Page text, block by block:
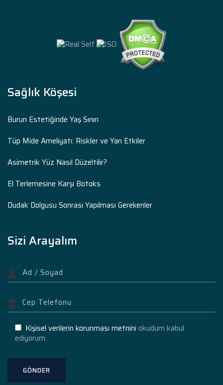
Sağlık Köşesi
Burun Estetiğinde Yaş Sınırı
Tüp Mide Ameliyatı: Riskler ve Yan Etkiler
Asimetrik Yüz Nasıl Düzeltilir?
El Terlemesine Karşı Botoks
Dudak Dolgusu Sonrası Yapılması Gerekenler
Sizi Arayalım
Kişisel verilerin korunması metnini okudum kabul
ediyorum.